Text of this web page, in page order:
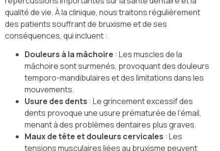
qualité de vie. À la clinique, nous traitons régulièrement
des patients souffrant de bruxisme et de ses
conséquences, qui incluent :
Douleurs à la mâchoire : Les muscles de la
mâchoire sont surmenés, provoquant des douleurs
temporo-mandibulaires et des limitations dans les
mouvements.
Usure des dents : Le grincement excessif des
dents provoque une usure prématurée de l’émail,
menant à des problèmes dentaires plus graves.
Maux de tête et douleurs cervicales : Les
tensions musculaires liées au bruxisme peuvent